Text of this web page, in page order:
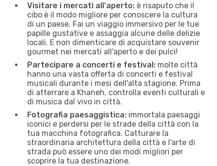
Visitare i mercati all'aperto: è risaputo che il
cibo è il modo migliore per conoscere la cultura
di un paese. Fai un viaggio immersivo per le tue
papille gustative e assaggia alcune delle delizie
locali. E non dimenticare di acquistare souvenir
gourmet nei mercati all'aperto e dei pulci!
Partecipare a concerti e festival: molte città
hanno una vasta offerta di concerti e festival
musicali durante i mesi dell'alta stagione. Prima
di atterrare a Khaneh, controlla eventi culturali e
di musica dal vivo in città.
Fotografia paesaggistica: immortala paesaggi
iconici e perdersi per le strade della città con la
tua macchina fotografica. Catturare la
straordinaria architettura della città e l'arte di
strada può essere uno dei modi migliori per
scoprire la tua destinazione.